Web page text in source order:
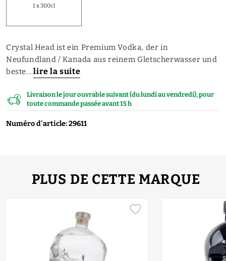
1 x 300cl
Crystal Head ist ein Premium Vodka, der in
Neufundland / Kanada aus reinem Gletscherwasser und
beste... lire la suite
Livraison le jour ouvrable suivant (du lundi au vendredi), pour
toute commande passée avant 15 h
Numéro d'article: 29611
PLUS DE CETTE MARQUE